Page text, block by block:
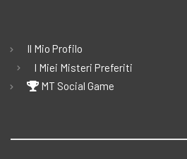
Il Mio Profilo
I Miei Misteri Preferiti
MT Social Game